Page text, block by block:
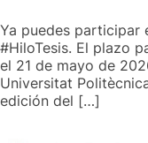
Ya puedes participar
#HiloTesis. El plazo
el 21 de mayo de
Universitat
edición del […]